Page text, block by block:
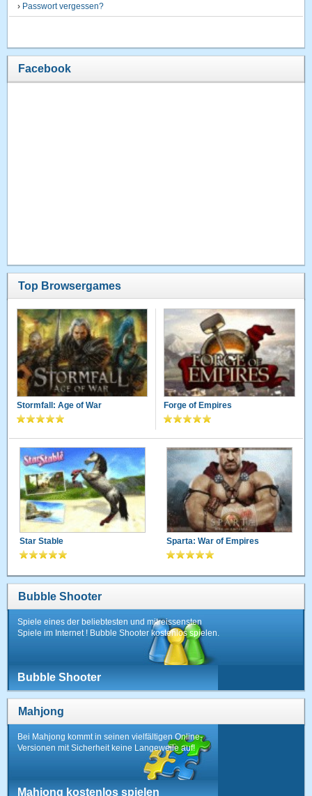
› Passwort vergessen?
Facebook
Top Browsergames
Stormfall: Age of War Forge of Empires
Star Stable Sparta: War of Empires
Bubble Shooter
Spiele eines der beliebtesten und mitreissensten
Spiele im Internet ! Bubble Shooter kostenlos spielen.
Bubble Shooter
Mahjong
Bei Mahjong kommt in seinen vielfältigen Online-
Versionen mit Sicherheit keine Langeweile auf!
Mahjong kostenlos spielen